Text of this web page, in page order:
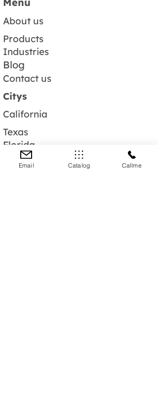
About us
Products
Industries
Blog
Contact us
Citys
California
Texas
Florida
Georgia
Pensilvania
Email Catalog Callme